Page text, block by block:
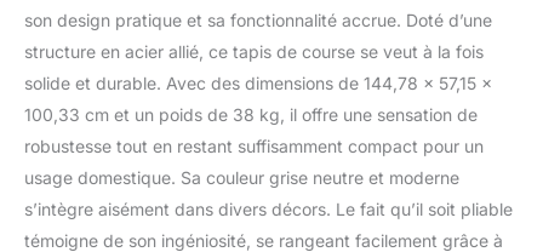
son design pratique et sa fonctionnalité accrue. Doté d’une
structure en acier allié, ce tapis de course se veut à la fois
solide et durable. Avec des dimensions de 144,78 x 57,15 x
100,33 cm et un poids de 38 kg, il offre une sensation de
robustesse tout en restant suffisamment compact pour un
usage domestique. Sa couleur grise neutre et moderne
s’intègre aisément dans divers décors. Le fait qu’il soit pliable
témoigne de son ingéniosité, se rangeant facilement grâce à